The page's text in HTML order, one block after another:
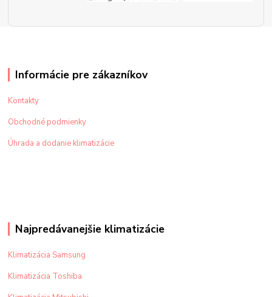
Informácie pre zákazníkov
Kontakty
Obchodné podmienky
Úhrada a dodanie klimatizácie
Najpredávanejšie klimatizácie
Klimatizácia Samsung
Klimatizácia Toshiba